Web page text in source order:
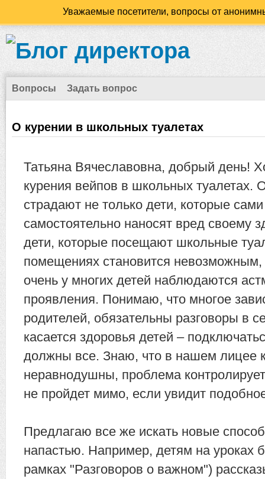
Уважаемые посетители, вопросы от
Вопросы Задать вопрос
О курении в школьных туалетах
Татьяна Вячеславовна, добрый день!
курения вейпов в школьных туалетах.
страдают не только дети, которые сами
самостоятельно наносят вред своему
дети, которые посещают школьные
помещениях становится невозможным,
очень у многих детей наблюдаются
проявления. Понимаю, что многое
родителей, обязательны разговоры в
касается здоровья детей –
должны все. Знаю, что в нашем лицее
неравнодушны, проблема
не пройдет мимо, если увидит
Предлагаю все же искать новые
напастью. Например, детям на уроках
рамках "Разговоров о важном")